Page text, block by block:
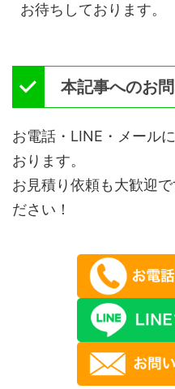
お待ちしております。
本記事へのお
お電話・LINE・メール
おります。
お見積り依頼も大歓迎
ださい！